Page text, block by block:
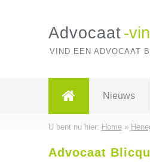
Advocaat -
VIND EEN ADVOCAAT
Nieuws
U bent nu hier: Home»
Advocaat